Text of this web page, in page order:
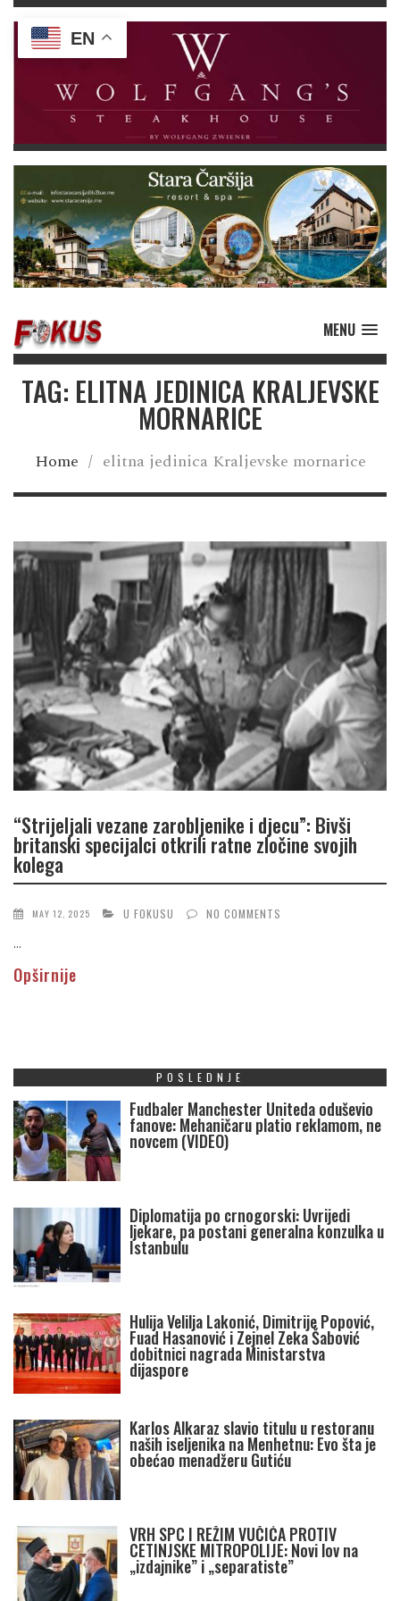
MENU
TAG: ELITNA JEDINICA KRALJEVSKE
MORNARICE
Home / elitna jedinica Kraljevske mornarice
“Strijeljali vezane zarobljenike i djecu”: Bivši
britanski specijalci otkrili ratne zločine svojih
kolega
MAY 12, 2025 U FOKUSU NO COMMENTS
...
Opširnije
POSLEDNJE
Fudbaler Manchester Uniteda oduševio
fanove: Mehaničaru platio reklamom, ne
novcem (VIDEO)
Diplomatija po crnogorski: Uvrijedi
ljekare, pa postani generalna konzulka u
Istanbulu
Hulija Velilja Lakonić, Dimitrije Popović,
Fuad Hasanović i Zejnel Zeka Šabović
dobitnici nagrada Ministarstva
dijaspore
Karlos Alkaraz slavio titulu u restoranu
naših iseljenika na Menhetnu: Evo šta je
obećao menadžeru Gutiću
VRH SPC I REŽIM VUČIĆA PROTIV
CETINJSKE MITROPOLIJE: Novi lov na
„izdajnike” i „separatiste”
EN